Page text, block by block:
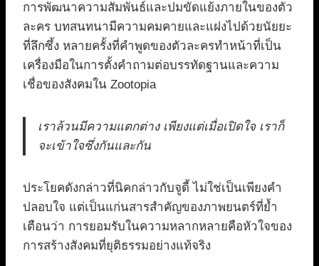
การพัฒนาความสัมพันธ์และปมขัดแย้งภายในของตัว
ละคร บทสนทนามีความคมคายและแฝงไปด้วยนัยยะ
ที่ลึกซึ้ง หลายครั้งที่คำพูดของตัวละครทำหน้าที่เป็น
เครื่องมือในการตั้งคำถามต่อบรรทัดฐานและความ
เชื่อของสังคมใน Zootopia
เราล้วนมีความแตกต่าง เพียงแต่เมื่อเปิดใจ เราก็
จะเข้าใจซึ่งกันและกัน
ประโยคดังกล่าวที่นิคกล่าวกับจูดี้ ไม่ใช่เป็นเพียงคำ
ปลอบใจ แต่เป็นแก่นสารสำคัญของภาพยนตร์ที่ย้ำ
เตือนว่า การยอมรับในความหลากหลายคือหัวใจของ
การสร้างสังคมที่ยุติธรรมอย่างแท้จริง